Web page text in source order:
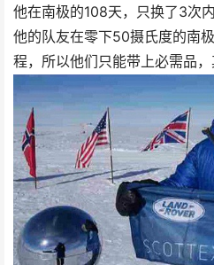
他在南极的108天，只换了3次
他的队友在零下50摄氏度的南
程，所以他们只能带上必需品，
50度的南极徒步往返